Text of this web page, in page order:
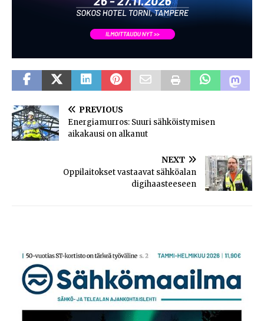
PREVIOUS
Energiamurros: Suuri sähköistymisen
aikakausi on alkanut
NEXT
Oppilaitokset vastaavat sähköalan
digihaasteeseen